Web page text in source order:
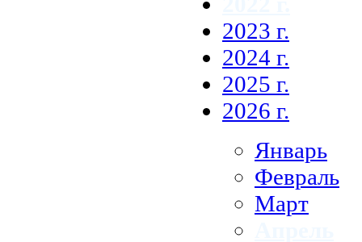
2023 г.
2024 г.
2025 г.
2026 г.
Январь
Февраль
Март